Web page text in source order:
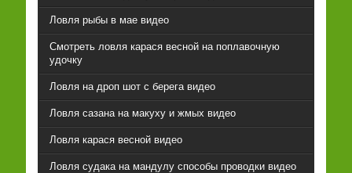
Ловля рыбы в мае видео
Смотреть ловля карася весной на поплавочную
удочку
Ловля на дроп шот с берега видео
Ловля сазана на макуху и жмых видео
Ловля карася весной видео
Ловля судака на мандулу способы проводки видео